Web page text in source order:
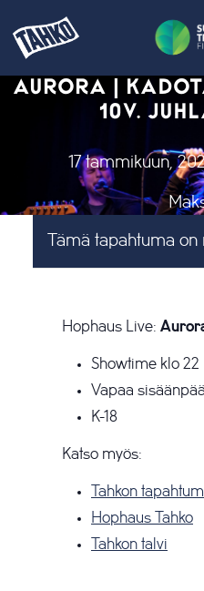
AURORA |
10V.
17 tammikuun,
Tämä tapahtuma on
Hophaus Live:
Showtime klo 22
Vapaa
K-18
Katso myös:
Tahkon
Hophaus Tahko
Tahkon talvi